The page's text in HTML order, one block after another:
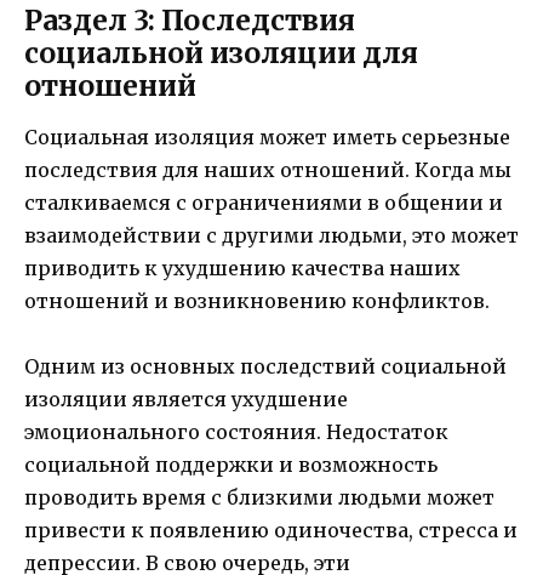
Раздел 3: Последствия
социальной изоляции для
отношений
Социальная изоляция может иметь серьезные
последствия для наших отношений. Когда мы
сталкиваемся с ограничениями в общении и
взаимодействии с другими людьми, это может
приводить к ухудшению качества наших
отношений и возникновению конфликтов.
Одним из основных последствий социальной
изоляции является ухудшение
эмоционального состояния. Недостаток
социальной поддержки и возможность
проводить время с близкими людьми может
привести к появлению одиночества, стресса и
депрессии. В свою очередь, эти